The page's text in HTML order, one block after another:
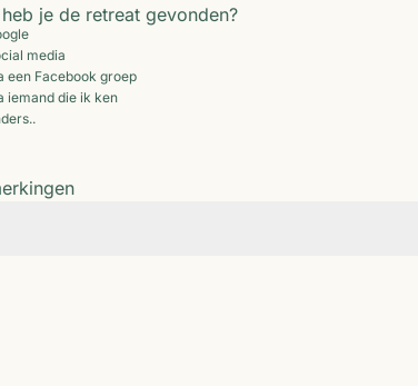
je de retreat gevonden?
media
een Facebook groep
iemand die ik ken